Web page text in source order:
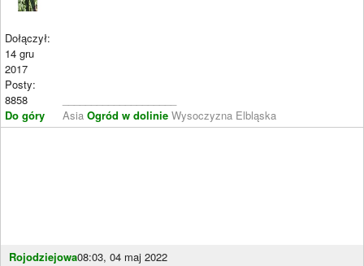
Dołączył:
14 gru
2017
Posty:
8858
Do góry
Asia Ogród w dolinie Wysoczyzna Elbląska
Rojodziejowa08:03, 04 maj 2022